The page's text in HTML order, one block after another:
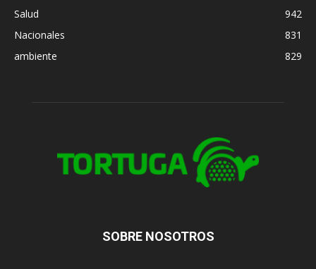
Salud
942
Nacionales
831
ambiente
829
SOBRE NOSOTROS